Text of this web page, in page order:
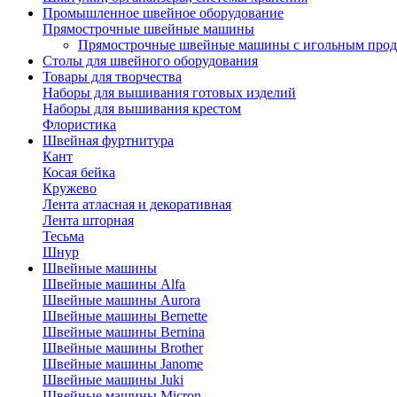
Промышленное швейное оборудование
Прямострочные швейные машины
Прямострочные швейные машины с игольным
Столы для швейного оборудования
Товары для творчества
Наборы для вышивания готовых изделий
Наборы для вышивания крестом
Флористика
Швейная фуртнитура
Кант
Косая бейка
Кружево
Лента aтласная и декоративная
Лента шторная
Тесьма
Шнур
Швейные машины
Швейные машины Alfa
Швейные машины Aurora
Швейные машины Bernette
Швейные машины Bernina
Швейные машины Brother
Швейные машины Janome
Швейные машины Juki